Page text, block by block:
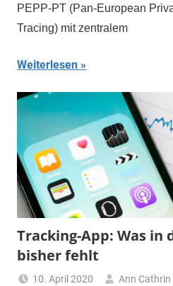
PEPP-PT (Pan-European
Tracing) mit zentralem
Weiterlesen
Tracking-App: Was in
bisher fehlt
10. April 2020 Ann Cathrin